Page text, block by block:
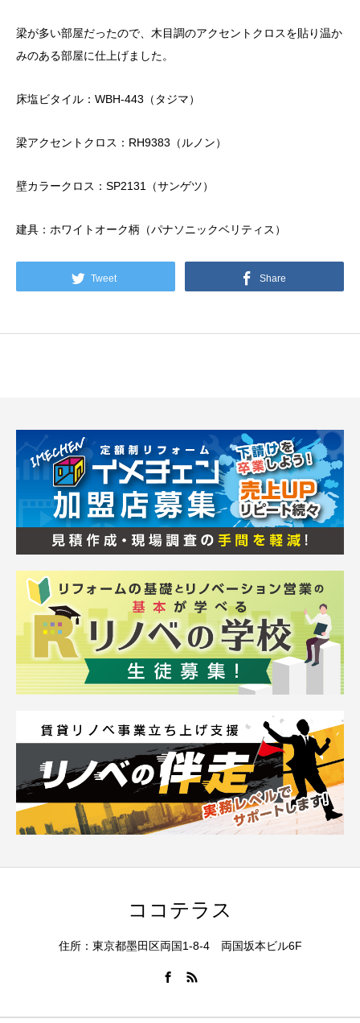
梁が多い部屋だったので、木目調のアクセントクロスを貼り温か
みのある部屋に仕上げました。
床塩ビタイル：WBH-443（タジマ）
梁アクセントクロス：RH9383（ルノン）
壁カラークロス：SP2131（サンゲツ）
建具：ホワイトオーク柄（パナソニックベリティス）
Tweet Share
ココテラス
住所：東京都墨田区両国1-8-4 両国坂本ビル6F